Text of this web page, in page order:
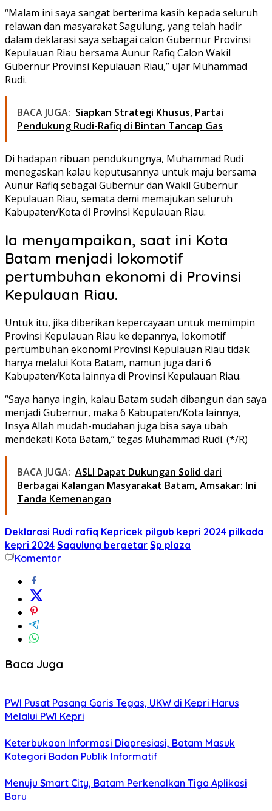
“Malam ini saya sangat berterima kasih kepada seluruh
relawan dan masyarakat Sagulung, yang telah hadir
dalam deklarasi saya sebagai calon Gubernur Provinsi
Kepulauan Riau bersama Aunur Rafiq Calon Wakil
Gubernur Provinsi Kepulauan Riau,” ujar Muhammad
Rudi.
BACA JUGA: Siapkan Strategi Khusus, Partai
Pendukung Rudi-Rafiq di Bintan Tancap Gas
Di hadapan ribuan pendukungnya, Muhammad Rudi
menegaskan kalau keputusannya untuk maju bersama
Aunur Rafiq sebagai Gubernur dan Wakil Gubernur
Kepulauan Riau, semata demi memajukan seluruh
Kabupaten/Kota di Provinsi Kepulauan Riau.
Ia menyampaikan, saat ini Kota
Batam menjadi lokomotif
pertumbuhan ekonomi di Provinsi
Kepulauan Riau.
Untuk itu, jika diberikan kepercayaan untuk memimpin
Provinsi Kepulauan Riau ke depannya, lokomotif
pertumbuhan ekonomi Provinsi Kepulauan Riau tidak
hanya melalui Kota Batam, namun juga dari 6
Kabupaten/Kota lainnya di Provinsi Kepulauan Riau.
“Saya hanya ingin, kalau Batam sudah dibangun dan saya
menjadi Gubernur, maka 6 Kabupaten/Kota lainnya,
Insya Allah mudah-mudahan juga bisa saya ubah
mendekati Kota Batam,” tegas Muhammad Rudi. (*/R)
BACA JUGA: ASLI Dapat Dukungan Solid dari
Berbagai Kalangan Masyarakat Batam, Amsakar: Ini
Tanda Kemenangan
Deklarasi Rudi rafiq Kepricek pilgub kepri 2024 pilkada
kepri 2024 Sagulung bergetar Sp plaza
Komentar
Baca Juga
PWI Pusat Pasang Garis Tegas, UKW di Kepri Harus
Melalui PWI Kepri
Keterbukaan Informasi Diapresiasi, Batam Masuk
Kategori Badan Publik Informatif
Menuju Smart City, Batam Perkenalkan Tiga Aplikasi
Baru